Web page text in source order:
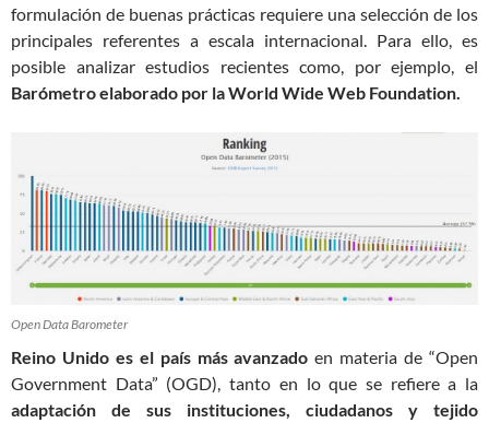
formulación de buenas prácticas requiere una selección de los
principales referentes a escala internacional. Para ello, es
posible analizar estudios recientes como, por ejemplo, el
Barómetro elaborado por la World Wide Web Foundation.
Open Data Barometer
Reino Unido es el país más avanzado en materia de “Open
Government Data” (OGD), tanto en lo que se refiere a la
adaptación de sus instituciones, ciudadanos y tejido